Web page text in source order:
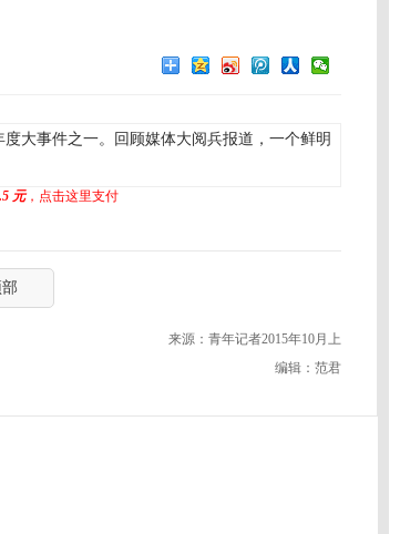
事件之一。回顾媒体大阅兵报道，一个鲜明
元，点击这里支付
来源：青年记者2015年10月上
编辑：范君